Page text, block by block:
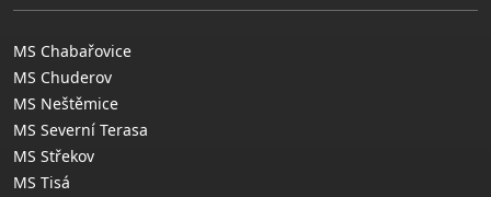
MS Chabařovice
MS Chuderov
MS Neštěmice
MS Severní Terasa
MS Střekov
MS Tisá